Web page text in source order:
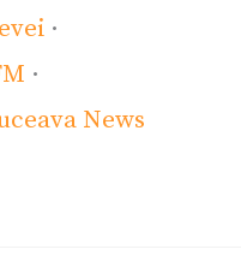
·
·
News